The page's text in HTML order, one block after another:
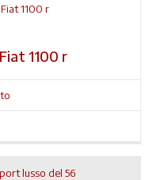
1100 r